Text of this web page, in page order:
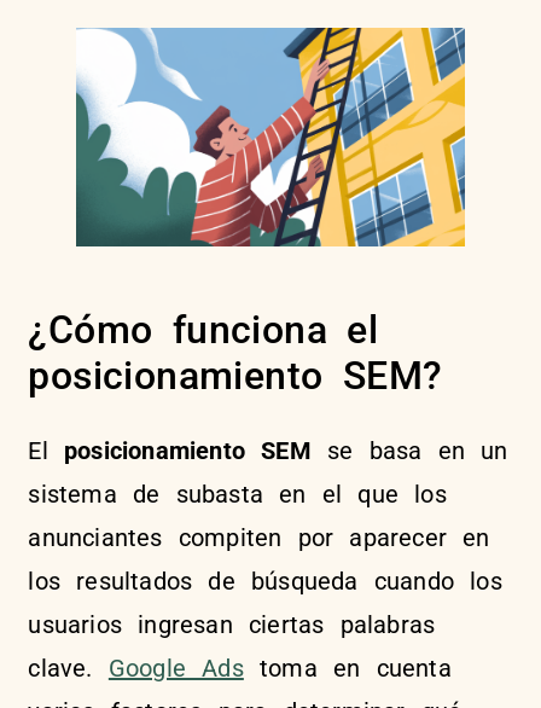
¿Cómo funciona el
posicionamiento SEM?
El posicionamiento SEM se basa en un
sistema de subasta en el que los
anunciantes compiten por aparecer en
los resultados de búsqueda cuando los
usuarios ingresan ciertas palabras
clave. Google Adstoma en cuenta